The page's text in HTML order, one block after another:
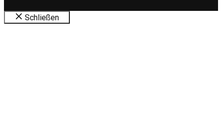
Schließen